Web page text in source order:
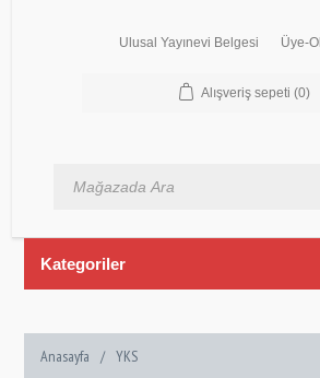
Ulusal Yayınevi Belgesi Üye-Ol
Alışveriş sepeti (0)
Kategoriler
Anasayfa / YKS